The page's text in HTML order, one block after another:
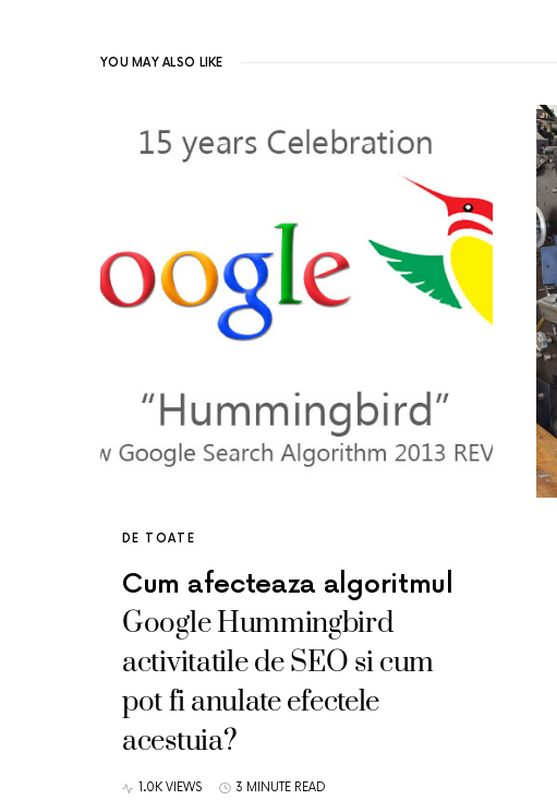
YOU MAY ALSO LIKE
DE TOATE
Cum afecteaza algoritmul
Google Hummingbird
activitatile de SEO si cum
pot fi anulate efectele
acestuia?
1.0K VIEWS 3 MINUTE READ